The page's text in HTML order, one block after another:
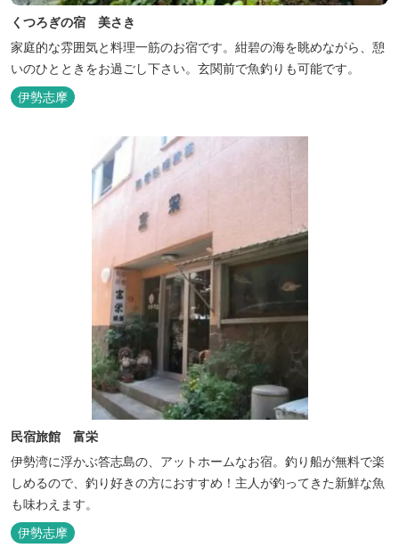
くつろぎの宿 美さき
家庭的な雰囲気と料理一筋のお宿です。紺碧の海を眺めながら、憩
いのひとときをお過ごし下さい。玄関前で魚釣りも可能です。
伊勢志摩
民宿旅館 富栄
伊勢湾に浮かぶ答志島の、アットホームなお宿。釣り船が無料で楽
しめるので、釣り好きの方におすすめ！主人が釣ってきた新鮮な魚
も味わえます。
伊勢志摩